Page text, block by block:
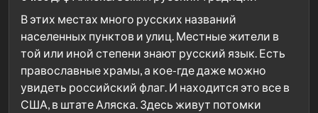
В этих местах много русских названий
населенных пунктов и улиц. Местные жители в
той или иной степени знают русский язык. Есть
православные храмы, а кое-где даже можно
увидеть российский флаг. И находится это все в
США, в штате Аляска. Здесь живут потомки